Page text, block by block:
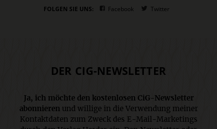
FOLGEN SIE UNS: Facebook Twitter
DER CIG-NEWSLETTER
Ja, ich möchte den kostenlosen CiG-Newsletter
abonnieren und willige in die Verwendung meiner
Kontaktdaten zum Zweck des E-Mail-Marketings